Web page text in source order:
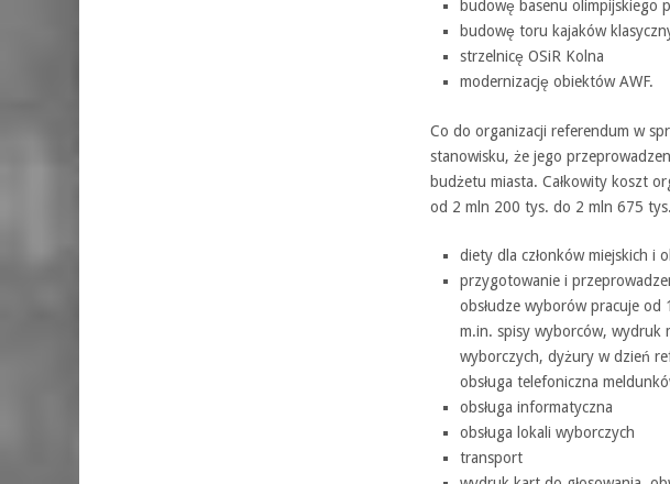
budowę basenu olimpijskiego
budowę toru kajaków
strzelnicę OSiR Kolna
modernizację obiektów AWF.
Co do organizacji referendum w
stanowisku, że jego
budżetu miasta. Całkowity koszt
od 2 mln 200 tys. do 2 mln 675
diety dla członków miejskich i
przygotowanie i
obsłudze wyborów pracuje
m.in. spisy wyborców, wydruk
wyborczych, dyżury w dzień
obsługa telefoniczna
obsługa informatyczna
obsługa lokali wyborczych
transport